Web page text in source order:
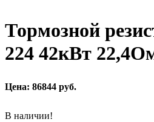
Тормозной
224 42кВт
Цена: 86844 руб.
В наличии!